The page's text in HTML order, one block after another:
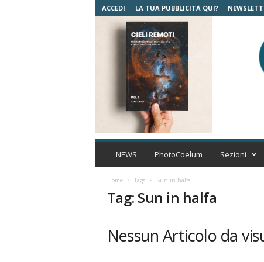
ACCEDI LA TUA PUBBLICITÀ QUI?
C
m
t
NEWS PhotoCoelum Sezioni
Home Tags Sun in halfa
Tag: Sun in halfa
Nessun Articolo da